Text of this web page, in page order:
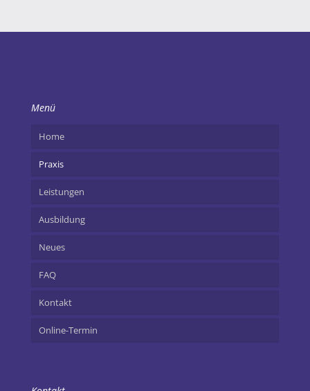
Menü
Home
Praxis
Leistungen
Ausbildung
Neues
FAQ
Kontakt
Online-Termin